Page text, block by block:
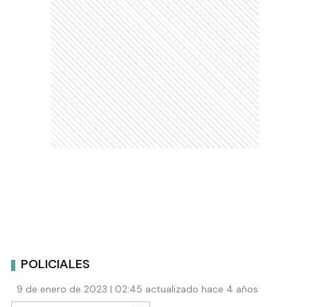
POLICIALES
9 de enero de 2023 | 02:45 actualizado hace 4 años